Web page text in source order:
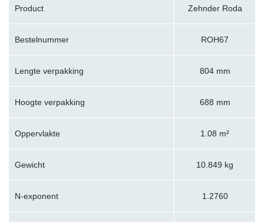
Product Zehnder Roda
Bestelnummer ROH67
Lengte verpakking 804 mm
Hoogte verpakking 688 mm
Oppervlakte 1.08 m²
Gewicht 10.849 kg
N-exponent 1.2760